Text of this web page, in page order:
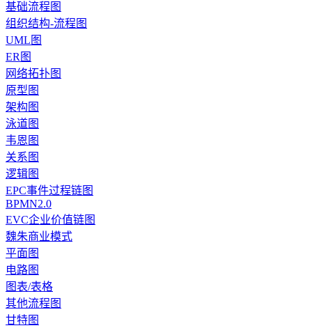
基础流程图
组织结构-流程图
UML图
ER图
网络拓扑图
原型图
架构图
泳道图
韦恩图
关系图
逻辑图
EPC事件过程链图
BPMN2.0
EVC企业价值链图
魏朱商业模式
平面图
电路图
图表/表格
其他流程图
甘特图